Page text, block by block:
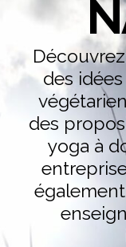
des
des
yoga à